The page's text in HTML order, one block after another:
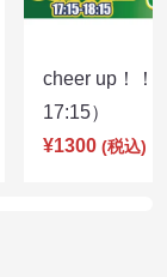
cheer up！
17:15）
¥1300 (税込)